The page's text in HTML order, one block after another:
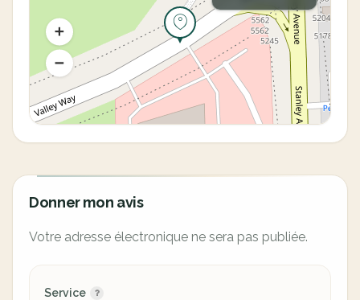
Donner mon avis
Votre adresse électronique ne sera pas publiée.
Service